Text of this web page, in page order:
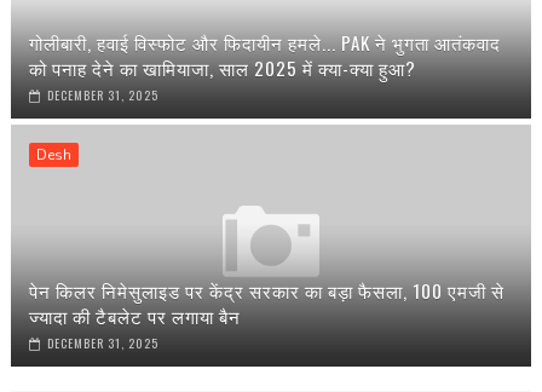
गोलीबारी, हवाई विस्फोट और फिदायीन हमले... PAK ने भुगता आतंकवाद
को पनाह देने का खामियाजा, साल 2025 में क्या-क्या हुआ?
DECEMBER 31, 2025
Desh
पेन किलर निमेसुलाइड पर केंद्र सरकार का बड़ा फैसला, 100 एमजी से
ज्यादा की टैबलेट पर लगाया बैन
DECEMBER 31, 2025